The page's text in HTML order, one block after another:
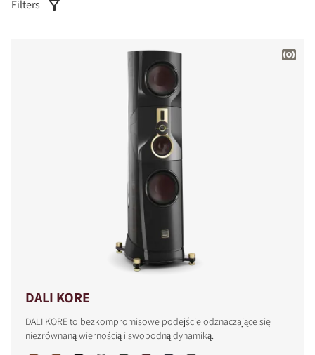
Filters
DALI KORE
DALI KORE to bezkompromisowe podejście odznaczające się
niezrównaną wiernością i swobodną dynamiką.